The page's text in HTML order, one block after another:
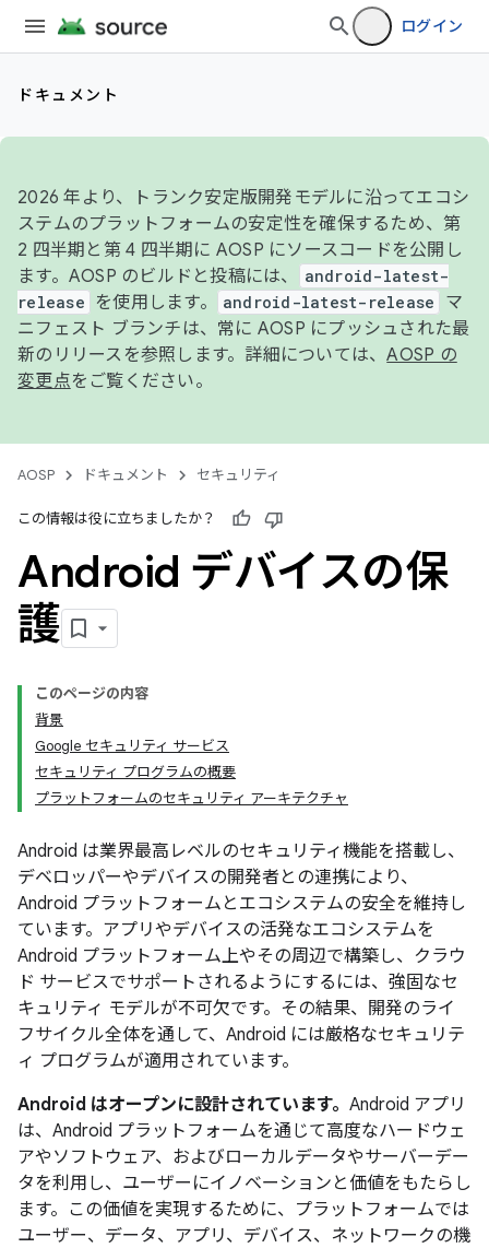
ログイン
ドキュメント
2026 年より、トランク安定版開発モデルに沿ってエコシ
ステムのプラットフォームの安定性を確保するため、第
2 四半期と第 4 四半期に AOSP にソースコードを公開し
ます。AOSP のビルドと投稿には、
android-latest-
release
を使用します。 android-latest-release
マ
ニフェスト ブランチは、常に AOSP にプッシュされた最
新のリリースを参照します。詳細については、AOSP の
変更点をご覧ください。
AOSP ドキュメント セキュリティ
この情報は役に立ちましたか？
Android デバイスの保
護
このページの内容
背景
Google セキュリティ サービス
セキュリティ プログラムの概要
プラットフォームのセキュリティ アーキテクチャ
Android は業界最高レベルのセキュリティ機能を搭載し、
デベロッパーやデバイスの開発者との連携により、
Android プラットフォームとエコシステムの安全を維持し
ています。アプリやデバイスの活発なエコシステムを
Android プラットフォーム上やその周辺で構築し、クラウ
ド サービスでサポートされるようにするには、強固なセ
キュリティ モデルが不可欠です。その結果、開発のライ
フサイクル全体を通して、Android には厳格なセキュリテ
ィ プログラムが適用されています。
Android はオープンに設計されています。 Android アプリ
は、Android プラットフォームを通じて高度なハードウェ
アやソフトウェア、およびローカルデータやサーバーデー
タを利用し、ユーザーにイノベーションと価値をもたらし
ます。この価値を実現するために、プラットフォームでは
ユーザー、データ、アプリ、デバイス、ネットワークの機